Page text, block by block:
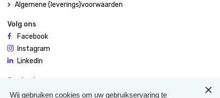
Algemene (leverings)voorwaarden
Volg ons
Facebook
Instagram
LinkedIn
Contact
De Molen 94
Wij gebruiken cookies om uw gebruikservaring te